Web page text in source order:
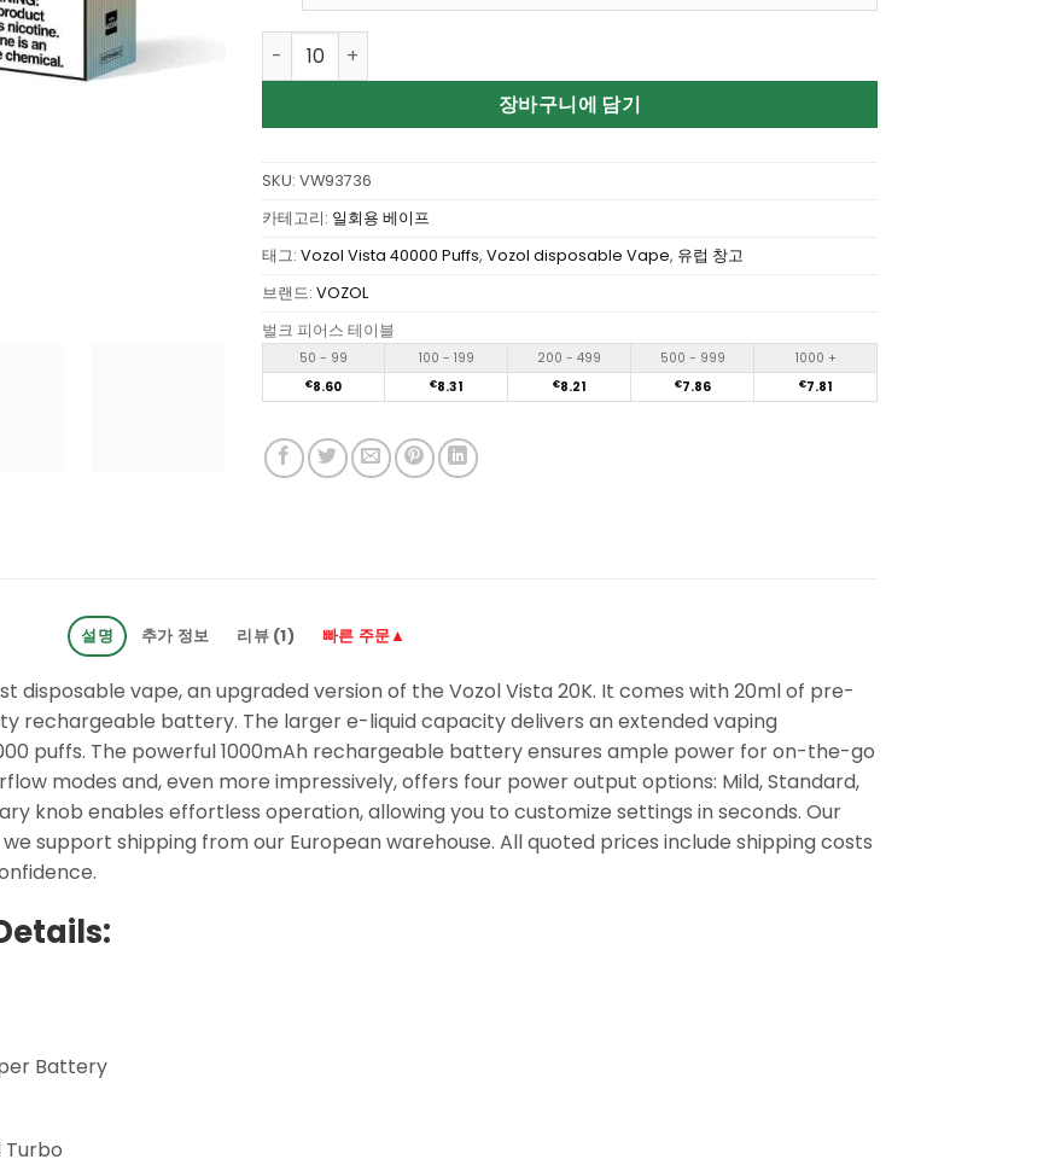
Wholesale Vozol Vista 40000 Puffs Disposable Vape 수량
장바구니에 담기
SKU: VW93736
카테고리: 일회용 베이프
태그: Vozol Vista 40000 Puffs, Vozol disposable Vape, 유럽 창고
브랜드: VOZOL
벌크 피어스 테이블
50 - 99 100 - 199 200 - 499 500 - 999 1000 +
€8.60 €8.31 €8.21 €7.86 €7.81
설명 추가 정보 리뷰 (1) 빠른 주문▲
disposable vape, an upgraded version of the Vozol Vista 20K. It comes with 20ml of pre-
rechargeable battery. The larger e-liquid capacity delivers an extended vaping
puffs. The powerful 1000mAh rechargeable battery ensures ample power for on-the-go
modes and, even more impressively, offers four power output options: Mild, Standard,
knob enables effortless operation, allowing you to customize settings in seconds. Our
support shipping from our European warehouse. All quoted prices include shipping costs
Battery
Turbo